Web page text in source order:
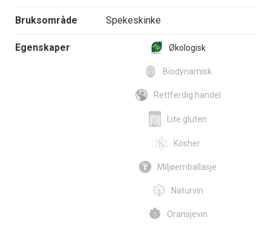
Bruksområde Spekeskinke
Egenskaper Økologisk
Biodynamisk
Rettferdig handel
Lite gluten
Kosher
Miljøemballasje
Naturvin
Oransjevin